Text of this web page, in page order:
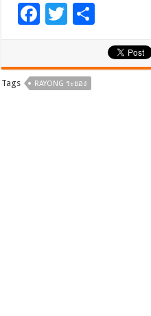
F
b
T
er
ar
Tags RAYONG ระยอง